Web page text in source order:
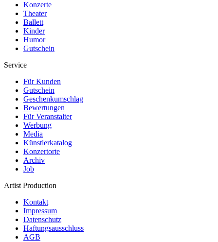
Konzerte
Theater
Ballett
Kinder
Humor
Gutschein
Service
Für Kunden
Gutschein
Geschenkumschlag
Bewertungen
Für Veranstalter
Werbung
Media
Künstlerkatalog
Konzertorte
Archiv
Job
Artist Production
Kontakt
Impressum
Datenschutz
Haftungsausschluss
AGB